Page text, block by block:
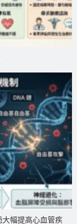
幅提高心血管疾